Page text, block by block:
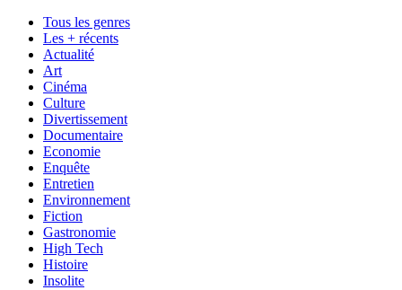
Tous les genres
Les + récents
Actualité
Art
Cinéma
Culture
Divertissement
Documentaire
Economie
Enquête
Entretien
Environnement
Fiction
Gastronomie
High Tech
Histoire
Insolite